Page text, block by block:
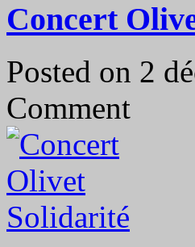
Concert
Posted on 2
Comment